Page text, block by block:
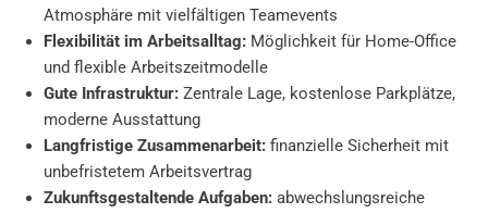
Atmosphäre mit vielfältigen Teamevents
Flexibilität im Arbeitsalltag: Möglichkeit für Home-Office
und flexible Arbeitszeitmodelle
Gute Infrastruktur: Zentrale Lage, kostenlose Parkplätze,
moderne Ausstattung
Langfristige Zusammenarbeit: finanzielle Sicherheit mit
unbefristetem Arbeitsvertrag
Zukunftsgestaltende Aufgaben: abwechslungsreiche